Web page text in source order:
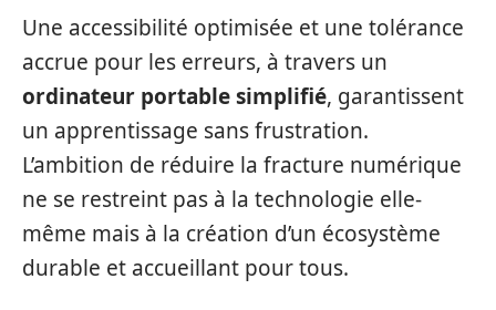
Une accessibilité optimisée et une tolérance
accrue pour les erreurs, à travers un
ordinateur portable simplifié, garantissent
un apprentissage sans frustration.
L’ambition de réduire la fracture numérique
ne se restreint pas à la technologie elle-
même mais à la création d’un écosystème
durable et accueillant pour tous.